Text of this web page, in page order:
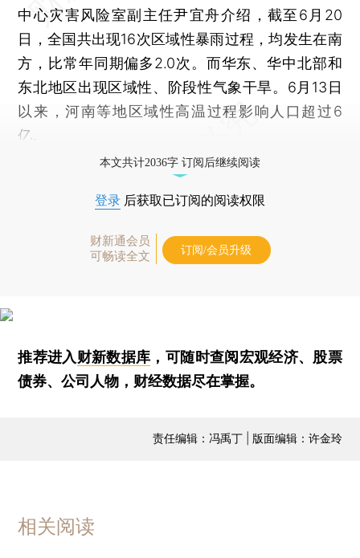
中心灾害风险室副主任尹宜舟介绍，截至6月20
日，全国共出现16次区域性暴雨过程，均发生在南
方，比常年同期偏多2.0次。而华东、华中北部和
东北地区出现区域性、阶段性气象干旱。6月13日
以来，河南等地区域性高温过程影响人口超过6
亿。
本文共计2036字 订阅后继续阅读
登录 后获取已订阅的阅读权限
财新通会员
可畅读全文
订阅/会员升级
推荐进入财新数据库 ，可随时查阅宏观经济、股票
债券、公司人物，财经数据尽在掌握。
责任编辑：冯禹丁 | 版面编辑：许金玲
相关阅读